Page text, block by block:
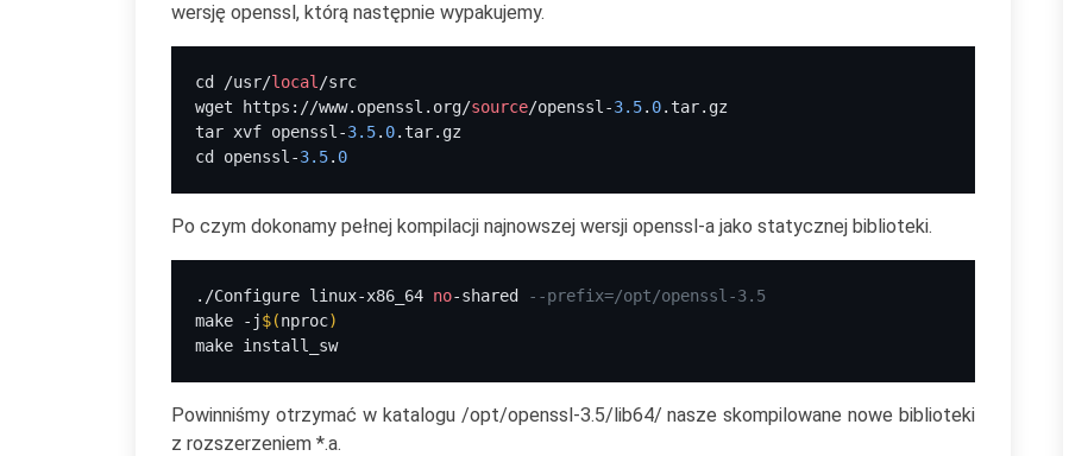
wersję openssl, którą następnie wypakujemy.
cd /usr/local /src
wget https://www.openssl.org/source/openssl-3.5. 0.tar.gz
tar xvf openssl-3.5. 0.tar.gz
cd openssl-3.5. 0
Po czym dokonamy pełnej kompilacji najnowszej wersji openssl-a jako statycznej biblioteki.
./Configure linux-x86_64 no-shared
--prefix=/opt/openssl-3.5
make -j$(nproc)
make install_sw
Powinniśmy otrzymać w katalogu /opt/openssl-3.5/lib64/ nasze skompilowane nowe biblioteki
z rozszerzeniem *.a.